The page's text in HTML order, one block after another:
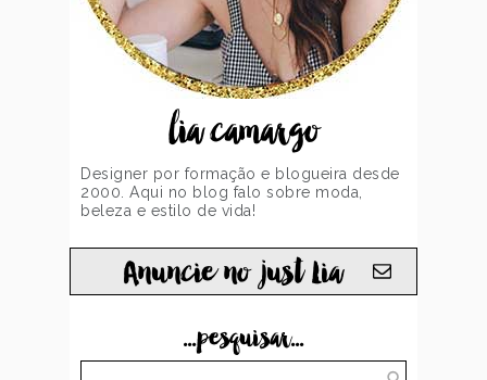
lia camargo
Designer por formação e blogueira desde
2000. Aqui no blog falo sobre moda,
beleza e estilo de vida!
Anuncie no just Lia
...pesquisar...